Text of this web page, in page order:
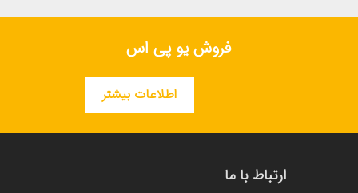
فروش یو پی اس
اطلاعات بیشتر
ارتباط با ما